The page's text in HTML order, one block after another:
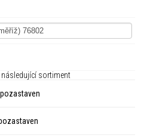
sortiment